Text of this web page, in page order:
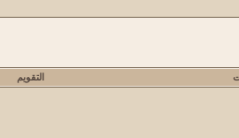
التقويم